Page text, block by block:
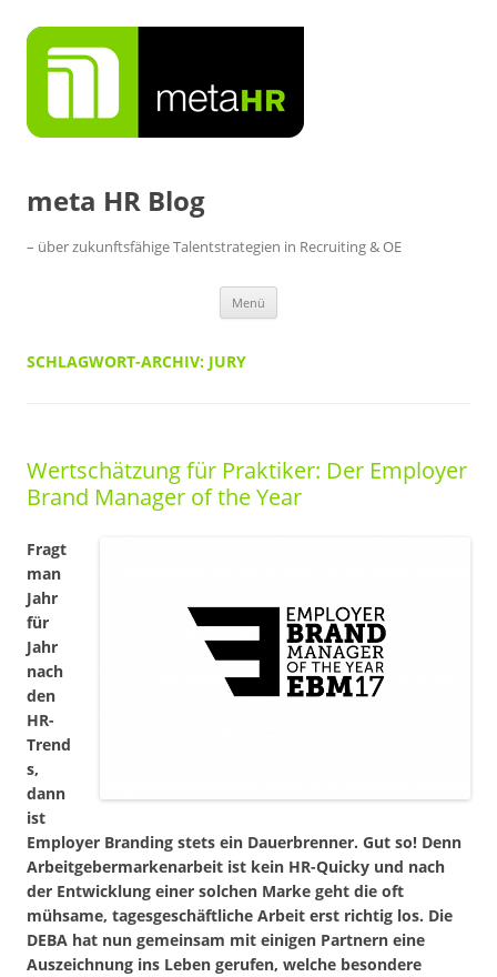
Inhalt
springen
meta HR Blog
– über zukunftsfähige Talentstrategien in Recruiting & OE
Menü
SCHLAGWORT-ARCHIV: JURY
Wertschätzung für Praktiker: Der Employer
Brand Manager of the Year
Fragt
man
Jahr
für
Jahr
nach
den
HR-
Trend
s,
dann
ist
Employer Branding stets ein Dauerbrenner. Gut so! Denn
Arbeitgebermarkenarbeit ist kein HR-Quicky und nach
der Entwicklung einer solchen Marke geht die oft
mühsame, tagesgeschäftliche Arbeit erst richtig los. Die
DEBA hat nun gemeinsam mit einigen Partnern eine
Auszeichnung ins Leben gerufen, welche besondere